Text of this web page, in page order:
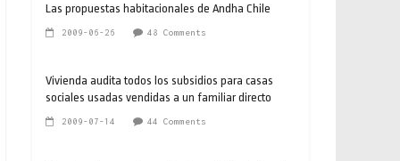
Las propuestas habitacionales de Andha Chile
2009-06-26 48 Comments
Vivienda audita todos los subsidios para casas
sociales usadas vendidas a un familiar directo
2009-07-14 44 Comments